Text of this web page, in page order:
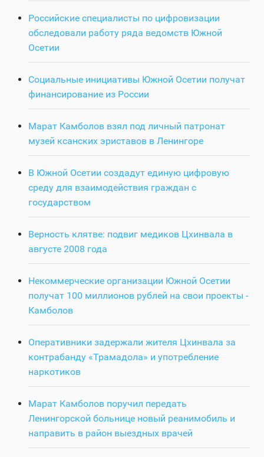
Российские специалисты по цифровизации
обследовали работу ряда ведомств Южной
Осетии
Социальные инициативы Южной Осетии получат
финансирование из России
Марат Камболов взял под личный патронат
музей ксанских эриставов в Ленингоре
В Южной Осетии создадут единую цифровую
среду для взаимодействия граждан с
государством
Верность клятве: подвиг медиков Цхинвала в
августе 2008 года
Некоммерческие организации Южной Осетии
получат 100 миллионов рублей на свои проекты -
Камболов
Оперативники задержали жителя Цхинвала за
контрабанду «Трамадола» и употребление
наркотиков
Марат Камболов поручил передать
Ленингорской больнице новый реанимобиль и
направить в район выездных врачей